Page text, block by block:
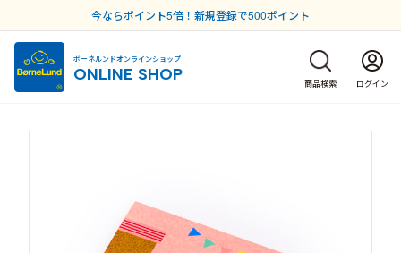
今ならポイント5倍！新規登録で500ポイント
ボーネルンドオンラインショップ
ONLINE SHOP 商品検索 ログイン